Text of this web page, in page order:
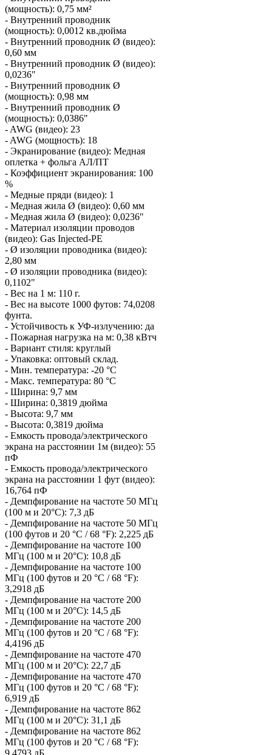
(мощность): 0,75 мм²
- Внутренний проводник
(мощность): 0,0012 кв.дюйма
- Внутренний проводник Ø (видео):
0,60 мм
- Внутренний проводник Ø (видео):
0,0236"
- Внутренний проводник Ø
(мощность): 0,98 мм
- Внутренний проводник Ø
(мощность): 0,0386"
- AWG (видео): 23
- AWG (мощность): 18
- Экранирование (видео): Медная
оплетка + фольга АЛ/ПТ
- Коэффициент экранирования: 100
%
- Медные пряди (видео): 1
- Медная жила Ø (видео): 0,60 мм
- Медная жила Ø (видео): 0,0236"
- Материал изоляции проводов
(видео): Gas Injected-PE
- Ø изоляции проводника (видео):
2,80 мм
- Ø изоляции проводника (видео):
0,1102"
- Вес на 1 м: 110 г.
- Вес на высоте 1000 футов: 74,0208
фунта.
- Устойчивость к УФ-излучению: да
- Пожарная нагрузка на м: 0,38 кВтч
- Вариант стиля: круглый
- Упаковка: оптовый склад.
- Мин. температура: -20 °C
- Макс. температура: 80 °C
- Ширина: 9,7 мм
- Ширина: 0,3819 дюйма
- Высота: 9,7 мм
- Высота: 0,3819 дюйма
- Емкость провода/электрического
экрана на расстоянии 1м (видео): 55
пФ
- Емкость провода/электрического
экрана на расстоянии 1 фут (видео):
16,764 пФ
- Демпфирование на частоте 50 МГц
(100 м и 20°C): 7,3 дБ
- Демпфирование на частоте 50 МГц
(100 футов и 20 °C / 68 °F): 2,225 дБ
- Демпфирование на частоте 100
МГц (100 м и 20°C): 10,8 дБ
- Демпфирование на частоте 100
МГц (100 футов и 20 °C / 68 °F):
3,2918 дБ
- Демпфирование на частоте 200
МГц (100 м и 20°C): 14,5 дБ
- Демпфирование на частоте 200
МГц (100 футов и 20 °C / 68 °F):
4,4196 дБ
- Демпфирование на частоте 470
МГц (100 м и 20°C): 22,7 дБ
- Демпфирование на частоте 470
МГц (100 футов и 20 °C / 68 °F):
6,919 дБ
- Демпфирование на частоте 862
МГц (100 м и 20°C): 31,1 дБ
- Демпфирование на частоте 862
МГц (100 футов и 20 °C / 68 °F):